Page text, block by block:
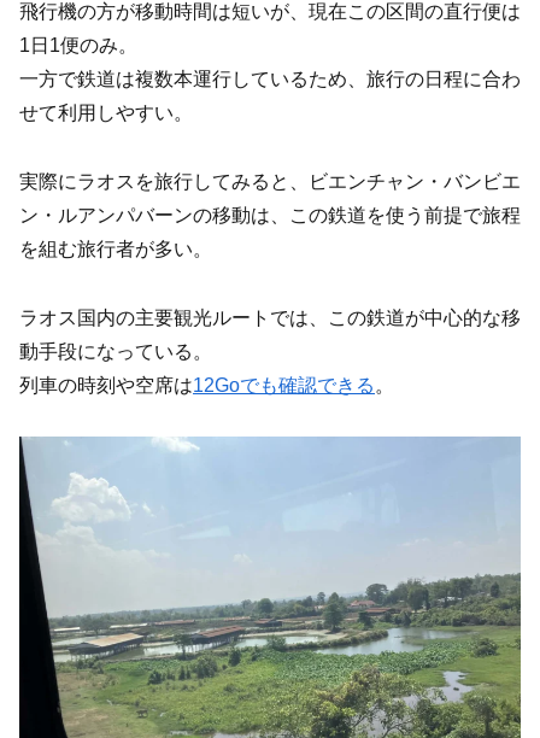
飛行機の方が移動時間は短いが、現在この区間の直行便は
1日1便のみ。
一方で鉄道は複数本運行しているため、旅行の日程に合わ
せて利用しやすい。
実際にラオスを旅行してみると、ビエンチャン・バンビエ
ン・ルアンパバーンの移動は、この鉄道を使う前提で旅程
を組む旅行者が多い。
ラオス国内の主要観光ルートでは、この鉄道が中心的な移
動手段になっている。
列車の時刻や空席は12Goでも確認できる 。